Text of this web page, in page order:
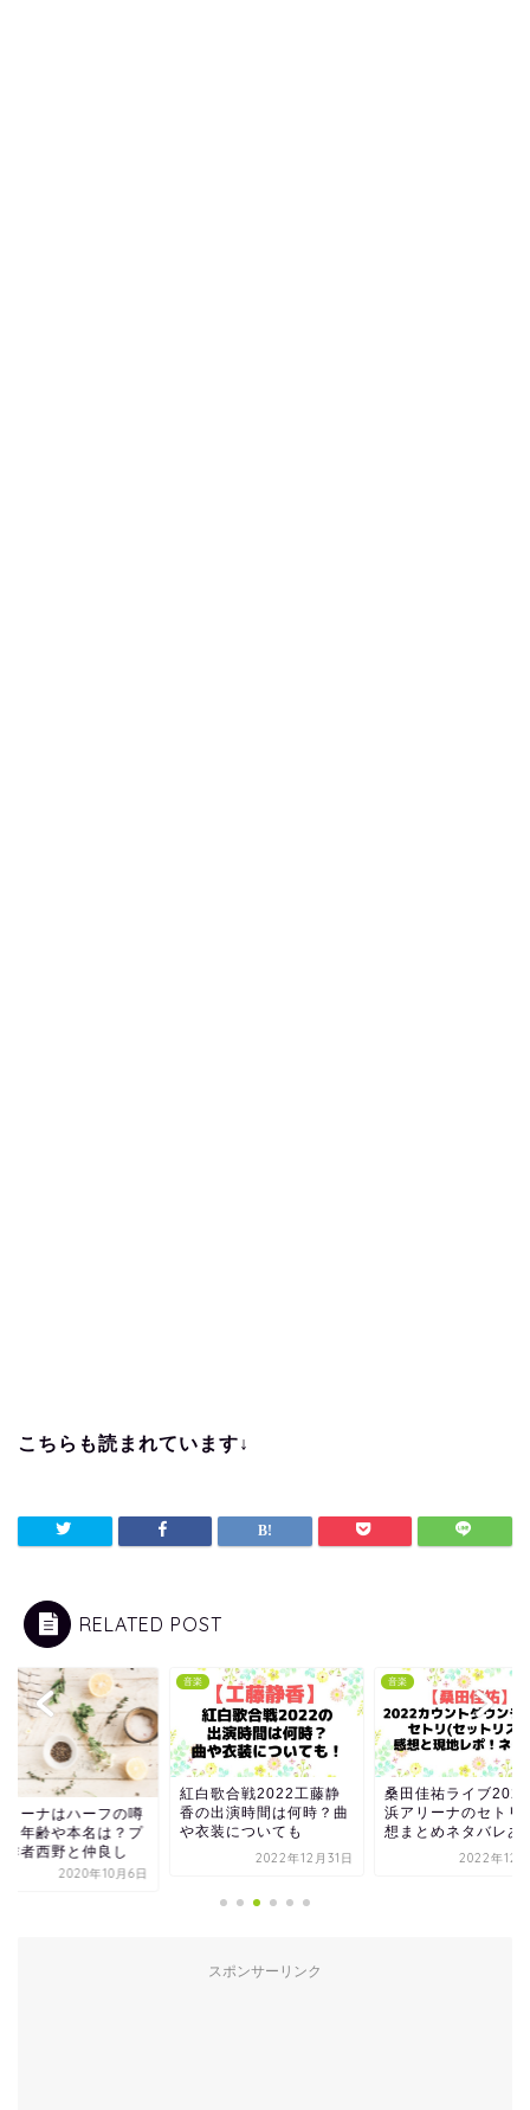
こちらも読まれています↓
RELATED POST
リーナはハーフの噂
？年齢や本名は？プ
作者西野と仲良し
2020年10月6日
音楽
紅白歌合戦2022工藤静
香の出演時間は何時？曲
や衣装についても
2022年12月31日
音楽
桑田佳祐ライブ
浜アリーナのセトリ
想まとめネタバレあ
2022年12
スポンサーリンク